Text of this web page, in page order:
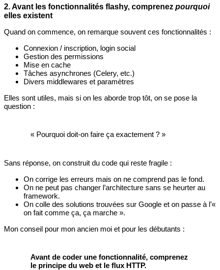
2. Avant les fonctionnalités flashy, comprenez pourquoi
elles existent
Quand on commence, on remarque souvent ces fonctionnalités :
Connexion / inscription, login social
Gestion des permissions
Mise en cache
Tâches asynchrones (Celery, etc.)
Divers middlewares et paramètres
Elles sont utiles, mais si on les aborde trop tôt, on se pose la
question :
« Pourquoi doit-on faire ça exactement ? »
Sans réponse, on construit du code qui reste fragile :
On corrige les erreurs mais on ne comprend pas le fond.
On ne peut pas changer l’architecture sans se heurter au
framework.
On colle des solutions trouvées sur Google et on passe à l’«
on fait comme ça, ça marche ».
Mon conseil pour mon ancien moi et pour les débutants :
Avant de coder une fonctionnalité, comprenez
le principe du web et le flux HTTP.